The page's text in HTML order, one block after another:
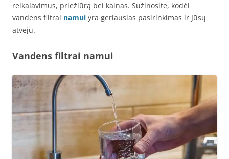
reikalavimus, priežiūrą bei kainas. Sužinosite, kodėl
vandens filtrai namui yra geriausias pasirinkimas ir Jūsų
atveju.
Vandens filtrai namui